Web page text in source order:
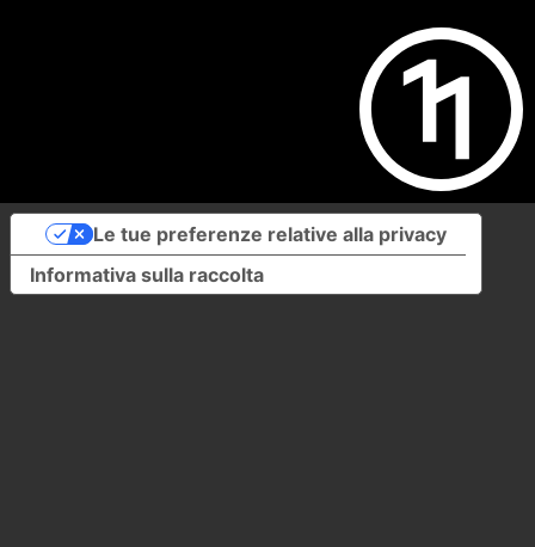
Informativa sulla raccolta
Le tue preferenze relative alla privacy